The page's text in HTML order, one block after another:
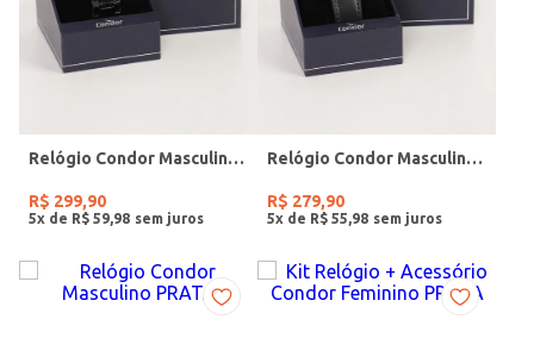
Relógio Condor Masculino PRETO
R$ 299,90
5x de R$ 59 98
Relógio Condor Masculino PRETO
R$ 279,90
5x de R$ 55 98